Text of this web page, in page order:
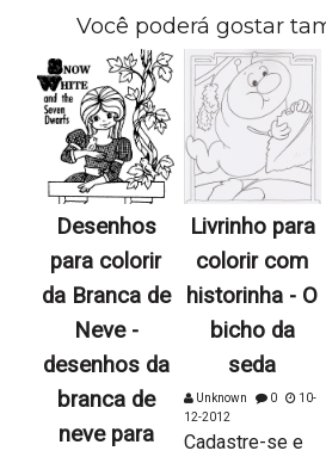
Você poderá gostar
Desenhos
para colorir
da Branca de
Neve -
desenhos da
branca de
neve para
Livrinho para
colorir com
historinha - O
bicho da
seda
Unknown 0
10-
12-2012
Cadastre-se e